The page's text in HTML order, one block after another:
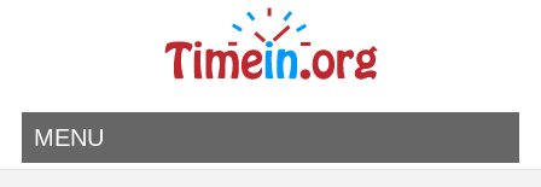
MENU